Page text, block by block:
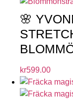
🌸
kr599.00